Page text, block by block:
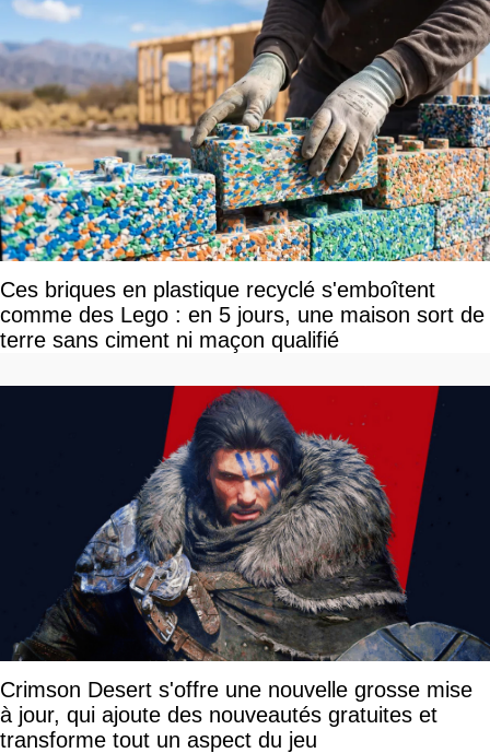
Ces briques en plastique recyclé s'emboîtent
comme des Lego : en 5 jours, une maison sort de
terre sans ciment ni maçon qualifié
Crimson Desert s'offre une nouvelle grosse mise
à jour, qui ajoute des nouveautés gratuites et
transforme tout un aspect du jeu